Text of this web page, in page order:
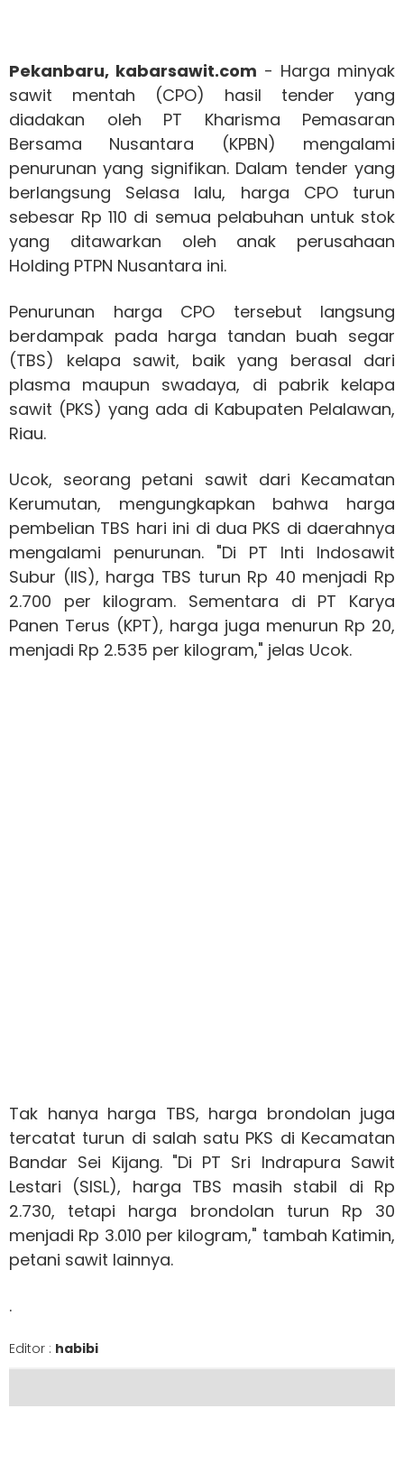
Pekanbaru, kabarsawit.com - Harga minyak
sawit mentah (CPO) hasil tender yang
diadakan oleh PT Kharisma Pemasaran
Bersama Nusantara (KPBN) mengalami
penurunan yang signifikan. Dalam tender yang
berlangsung Selasa lalu, harga CPO turun
sebesar Rp 110 di semua pelabuhan untuk stok
yang ditawarkan oleh anak perusahaan
Holding PTPN Nusantara ini.
Penurunan harga CPO tersebut langsung
berdampak pada harga tandan buah segar
(TBS) kelapa sawit, baik yang berasal dari
plasma maupun swadaya, di pabrik kelapa
sawit (PKS) yang ada di Kabupaten Pelalawan,
Riau.
Ucok, seorang petani sawit dari Kecamatan
Kerumutan, mengungkapkan bahwa harga
pembelian TBS hari ini di dua PKS di daerahnya
mengalami penurunan. "Di PT Inti Indosawit
Subur (IIS), harga TBS turun Rp 40 menjadi Rp
2.700 per kilogram. Sementara di PT Karya
Panen Terus (KPT), harga juga menurun Rp 20,
menjadi Rp 2.535 per kilogram," jelas Ucok.
Tak hanya harga TBS, harga brondolan juga
tercatat turun di salah satu PKS di Kecamatan
Bandar Sei Kijang. "Di PT Sri Indrapura Sawit
Lestari (SISL), harga TBS masih stabil di Rp
2.730, tetapi harga brondolan turun Rp 30
menjadi Rp 3.010 per kilogram," tambah Katimin,
petani sawit lainnya.
.
Editor : habibi